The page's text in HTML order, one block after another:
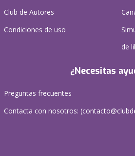
Club de Autores
Condiciones de uso
de
¿Necesitas
Preguntas frecuentes
Contacta con nosotros: (